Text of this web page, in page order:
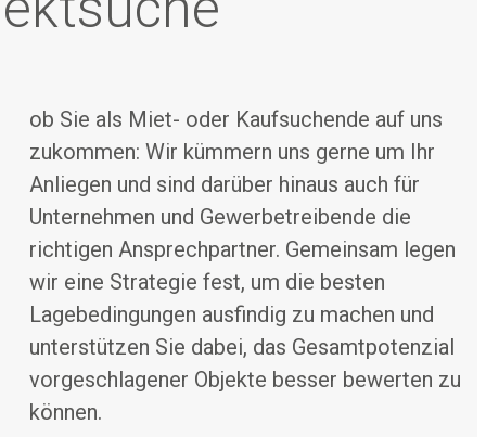
ob Sie als Miet- oder Kaufsuchende auf uns
zukommen: Wir kümmern uns gerne um Ihr
Anliegen und sind darüber hinaus auch für
Unternehmen und Gewerbetreibende die
richtigen Ansprechpartner. Gemeinsam legen
wir eine Strategie fest, um die besten
Lagebedingungen ausfindig zu machen und
unterstützen Sie dabei, das Gesamtpotenzial
können.